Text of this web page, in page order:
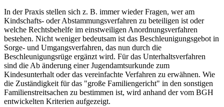
In der Praxis stellen sich z. B. immer wieder Fragen, wer am
Kindschafts- oder Abstammungsverfahren zu beteiligen ist oder
welche Rechtsbehelfe im einstweiligen Anordnungsverfahren
bestehen. Nicht weniger bedeutsam ist das Beschleunigungsgebot in
Sorge- und Umgangsverfahren, das nun durch die
Beschleunigungsrüge ergänzt wird. Für das Unterhaltsverfahren
sind die Ab­ änderung einer Jugendamtsurkunde zum
Kindesunterhalt oder das vereinfachte Verfahren zu erwähnen. Wie
die Zuständigkeit für das "große Familiengericht" in den sonstigen
Familienstreitsachen zu bestimmen ist, wird anhand der vom BGH
entwickelten Kriterien aufgezeigt.